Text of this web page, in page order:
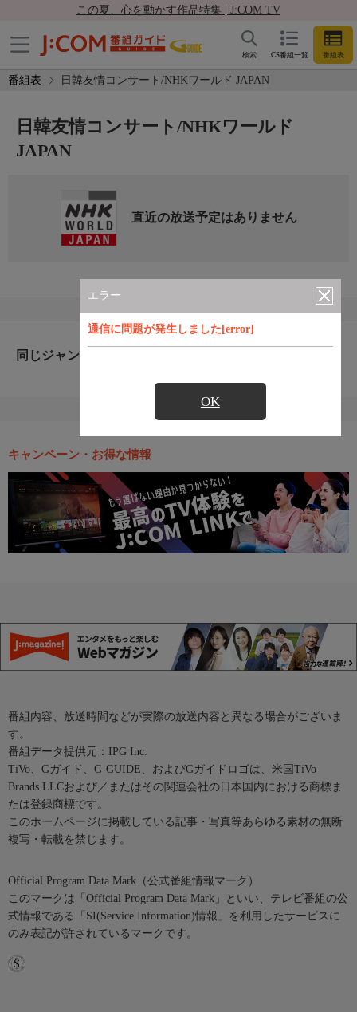
この夏、心を動かす作品特集 | J:COM TV
CS番組一覧 番組表
検索
番組表 日韓友情コンサート/NHKワールド JAPAN
エラー
通信に問題が発生しました[error]
OK
日韓友情コンサート/NHKワールド
JAPAN
直近の放送予定はありません
同じジャンルのおすすめ番組
キャンペーン・お得な情報
番組内容、放送時間などが実際の放送内容と異なる場合がございま
す。
番組データ提供元：IPG Inc.
TiVo、Gガイド、G-GUIDE、およびGガイドロゴは、米国TiVo
Brands LLCおよび／またはその関連会社の日本国内における商標ま
たは登録商標です。
このホームページに掲載している記事・写真等あらゆる素材の無断
複写・転載を禁じます。
Official Program Data Mark（公式番組情報マーク）
このマークは「Official Program Data Mark」といい、テレビ番組の公
式情報である「SI(Service Information)情報」を利用したサービスに
のみ表記が許されているマークです。